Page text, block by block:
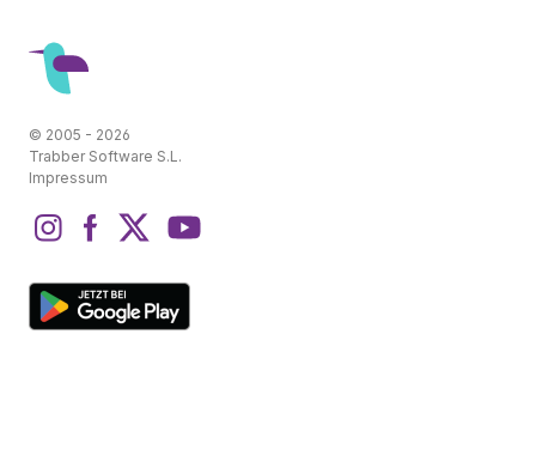
© 2005 - 2026
Trabber Software S.L.
Impressum